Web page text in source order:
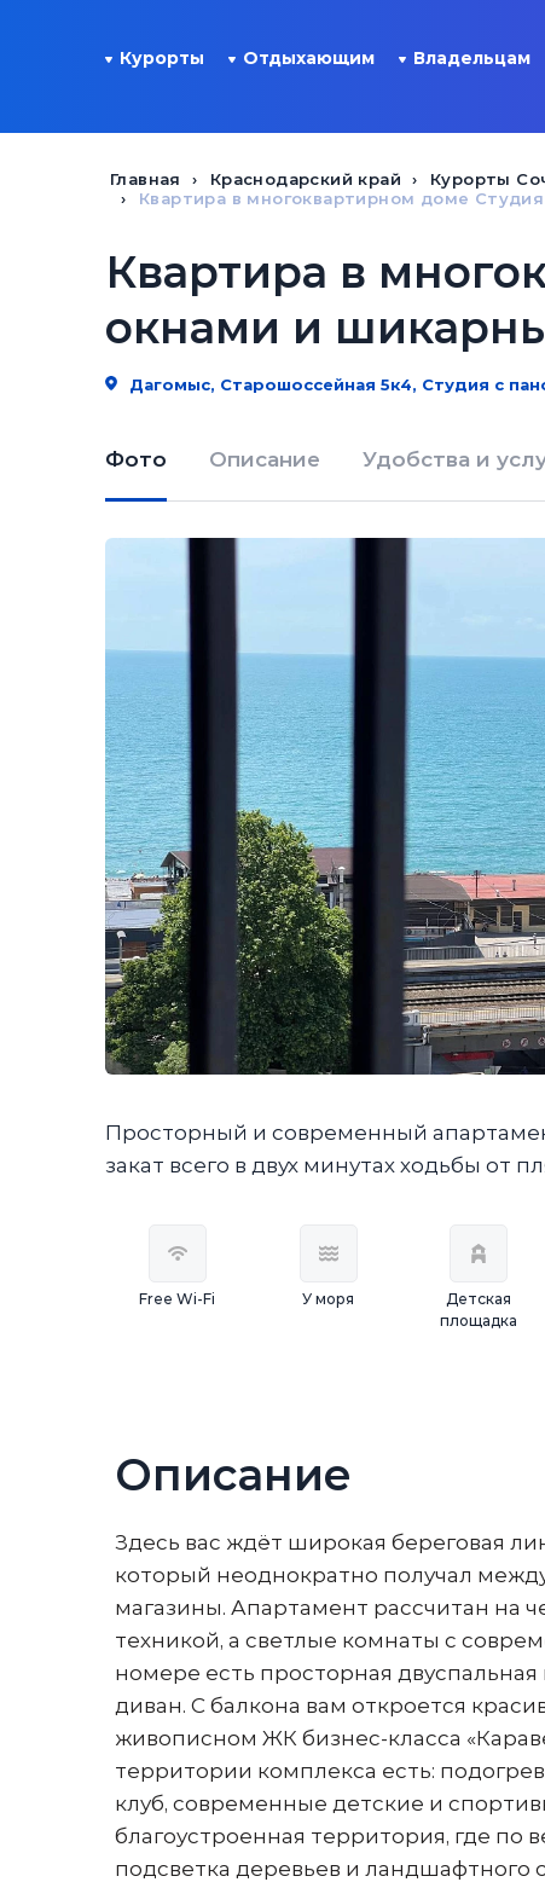
Курорты Отдыхающим Владельцам
Главная Краснодарский край Курорты
Квартира в многоквартирном доме
Квартира в
окнами и
Дагомыс, Старошоссейная 5к4, Студия с
Фото Описание Удобства и
Просторный и современный
закат всего в двух минутах ходьбы от
Free Wi-Fi У моря
Детская
площадка
Описание
Здесь вас ждёт широкая береговая
который неоднократно получал
магазины. Апартамент рассчитан на
техникой, а светлые комнаты с
номере есть просторная
диван. С балкона вам откроется
живописном ЖК бизнес-класса
территории комплекса есть:
клуб, современные детские и
благоустроенная территория, где по
подсветка деревьев и